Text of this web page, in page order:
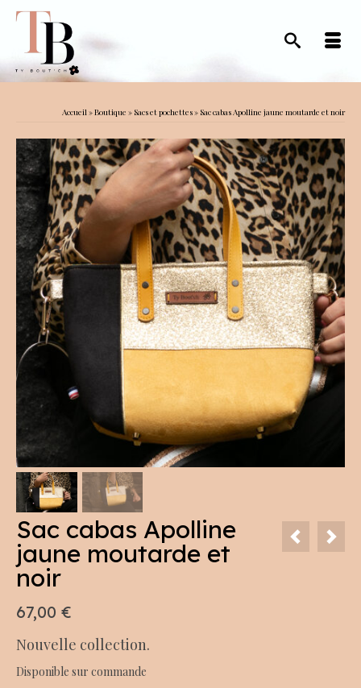
Accueil»Boutique » Sacs et pochettes» Sac cabas Apolline jaune moutarde et noir
Sac cabas Apolline
jaune moutarde et
noir
67,00 €
Nouvelle collection.
Disponible sur commande